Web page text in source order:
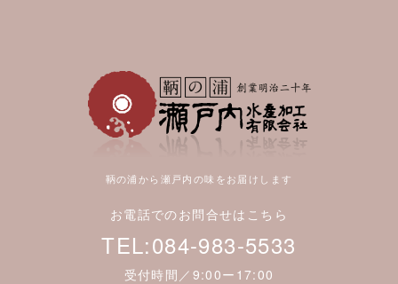
鞆の浦から瀬戸内の味をお届けします
お電話でのお問合せはこちら
TEL:084-983-5533
受付時間／9:00ー17:00